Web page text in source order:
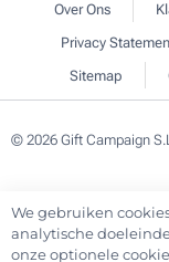
Over Ons
Privacy
Sitemap
© 2026 Gift Campaign
We gebruiken
analytische
onze optionele